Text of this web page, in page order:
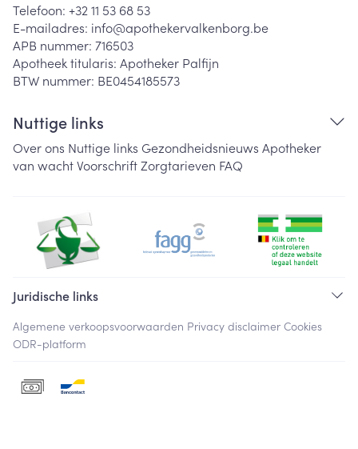
Telefoon: +32 11 53 68 53
E-mailadres: info@apothekervalkenborg.be
APB nummer: 716503
Apotheek titularis: Apotheker Palfijn
BTW nummer: BE0454185573
Nuttige links
Over ons Nuttige links Gezondheidsnieuws Apotheker
van wachtVoorschriftZorgtarieven FAQ
Juridische links
Algemene verkoopsvoorwaarden Privacy disclaimer Cookies
ODR-platform